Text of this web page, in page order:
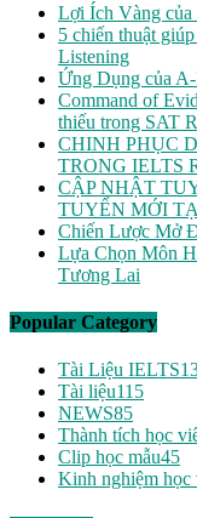
Lợi Ích Vàng
5 chiến thuật
Listening
Ứng Dụng của
Command of
thiếu trong SAT
CHINH PHỤC
TRONG IELTS
CẬP NHẬT
TUYỂN MỚI
Chiến Lược Mở
Lựa Chọn Môn
Tương Lai
Popular Category
Tài Liệu IELTS
Tài liệu115
NEWS85
Thành tích học
Clip học mẫu45
Kinh nghiệm học